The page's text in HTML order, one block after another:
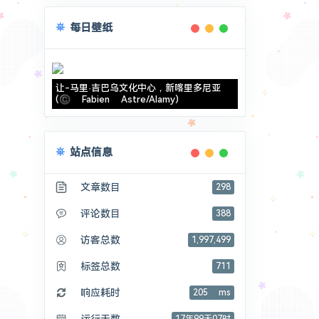
每日壁纸
让-马里·吉巴乌文化中心，新喀里多尼亚
(© Fabien Astre/Alamy)
站点信息
298
文章数目
388
评论数目
1,997,499
访客总数
711
标签总数
205 ms
响应耗时